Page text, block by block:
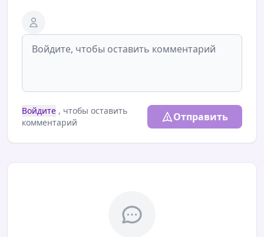
Войдите , чтобы оставить
комментарий
Отправить